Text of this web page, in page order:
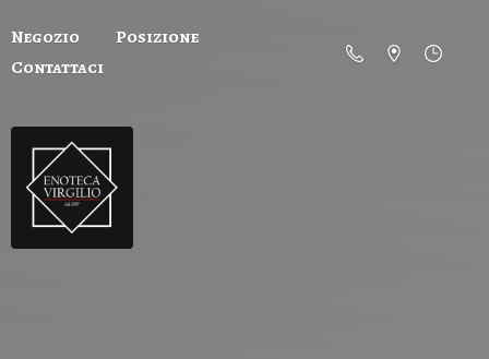
Negozio
Posizione
Contattaci